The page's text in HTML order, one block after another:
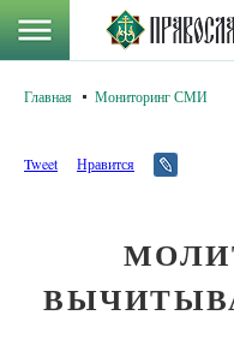
Главная Мониторинг СМИ
Tweet Нравится